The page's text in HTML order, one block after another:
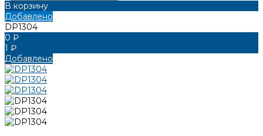
В корзину
Добавлено
DP1304
0 ₽
1 ₽
Добавлено